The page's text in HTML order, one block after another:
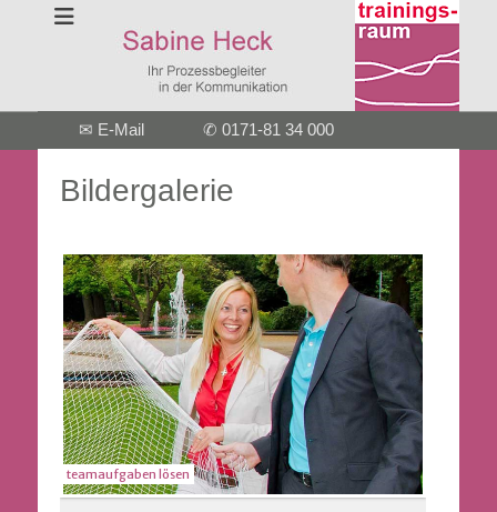
Sekundäres
Menü
Inhalt✉ E-Mail ✆ 0171-81 34 000
Bildergalerie